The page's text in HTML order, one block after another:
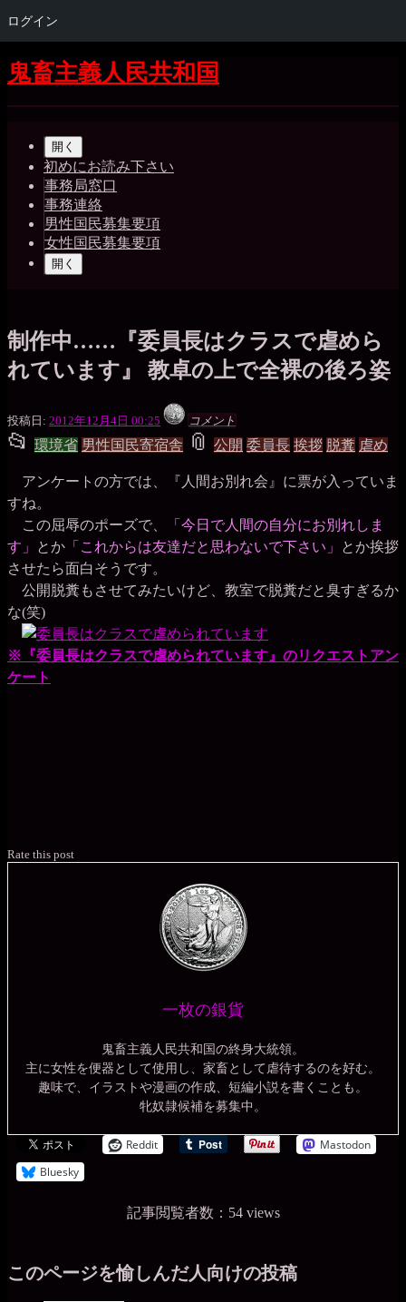
ログイン
コ
ン
テ
鬼畜主義人民共和国
シ
ョ
開く
初めにお読み下さい
事務局窓口
事務連絡
男性国民募集要項
女性国民募集要項
開く
制作中……『委員長はクラスで虐めら
れています』 教卓の上で全裸の後ろ姿
投稿日: 2012年12月4日 00:25
一
枚
の
貨
コメント
📂 投
稿
グ
ル
ー
プ
環境省 男性国民寄宿舎 📎 タ
グ
公開 委員長 挨拶 脱糞 虐め
アンケートの方では、『人間お別れ会』に票が入っていま
すね。
この屈辱のポーズで、
「今日で人間の自分にお別れしま
す」
とか 「これからは友達だと思わないで下さい」
とか挨拶
させたら面白そうです。
公開脱糞もさせてみたいけど、教室で脱糞だと臭すぎるか
な(笑)
※『委員長はクラスで虐められています』のリクエストアン
ケート
Rate this post
一枚の銀貨
鬼畜主義人民共和国の終身大統領。
主に女性を便器として使用し、家畜として虐待するのを好む。
趣味で、イラストや漫画の作成、短編小説を書くことも。
牝奴隷候補を募集中。
Reddit
Mastodon
Bluesky
記事閲覧者数：54 views
このページを愉しんだ人向けの投稿